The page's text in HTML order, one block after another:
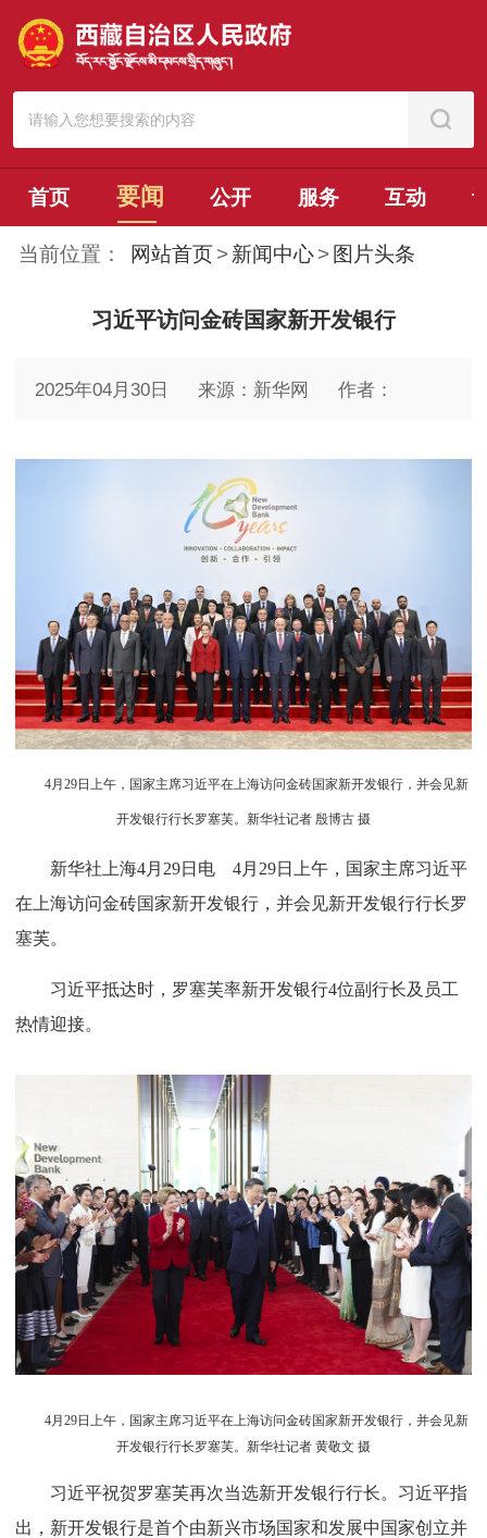
首页 要闻 公开 服务 互动
当前位置： 网站首页 > 新闻中心 > 图片头条
习近平访问金砖国家新开发银行
2025年04月30日 来源：新华网 作者：
4月29日上午，国家主席习近平在上海访问金砖国家新开发银行，并会见新
开发银行行长罗塞芙。新华社记者 殷博古 摄
新华社上海4月29日电 4月29日上午，国家主席习近平
在上海访问金砖国家新开发银行，并会见新开发银行行长罗
塞芙。
习近平抵达时，罗塞芙率新开发银行4位副行长及员工
热情迎接。
4月29日上午，国家主席习近平在上海访问金砖国家新开发银行，并会见新
开发银行行长罗塞芙。新华社记者 黄敬文 摄
习近平祝贺罗塞芙再次当选新开发银行行长。习近平指
出，新开发银行是首个由新兴市场国家和发展中国家创立并